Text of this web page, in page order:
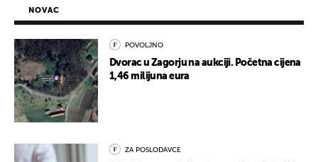
NOVAC
POVOLJNO
Dvorac u Zagorju na aukciji. Početna cijena
1,46 milijuna eura
ZA POSLODAVCE